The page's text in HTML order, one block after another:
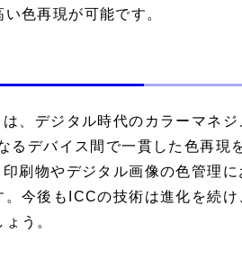
色再現が可能です。
、デジタル時代のカラーマネジ
デバイス間で一貫した色再現
刷物やデジタル画像の色管理に
今後もICCの技術は進化を続け
う。